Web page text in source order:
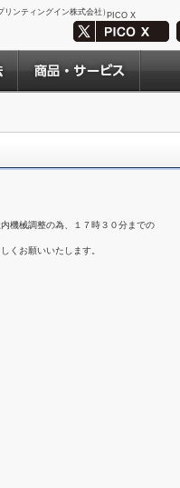
リンティングイン株式会社）PICO X
機械調整の為、１７時３０分までの
くお願いいたします。